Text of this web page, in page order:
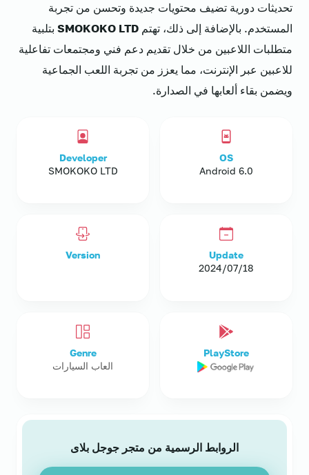
تحديثات دورية تضيف محتويات جديدة وتحسن من تجربة
المستخدم. بالإضافة إلى ذلك، تهتم SMOKOKO LTD بتلبية
متطلبات اللاعبين من خلال تقديم دعم فني ومجتمعات تفاعلية
للاعبين عبر الإنترنت، مما يعزز من تجربة اللعب الجماعية
ويضمن بقاء ألعابها في الصدارة.
Developer
SMOKOKO LTD
OS
Android 6.0
Version
Update
18‏/07‏/2024
Genre
العاب السيارات
PlayStore
الروابط الرسمية من متجر جوجل بلاى